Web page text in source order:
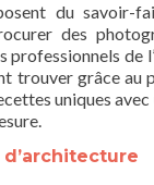
du savoir-
des
professionnels de
trouver grâce au
uniques